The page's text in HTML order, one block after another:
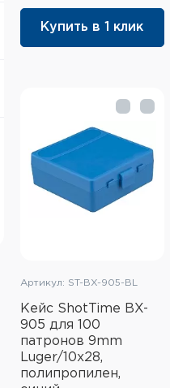
Купить в 1 клик
Артикул: ST-BX-905-BL
Кейс ShotTime BX-
905 для 100
патронов 9mm
Luger/10x28,
полипропилен,